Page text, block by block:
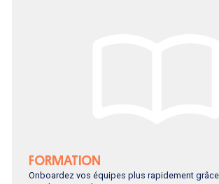
FORMATION
Onboardez vos équipes plus rapidement